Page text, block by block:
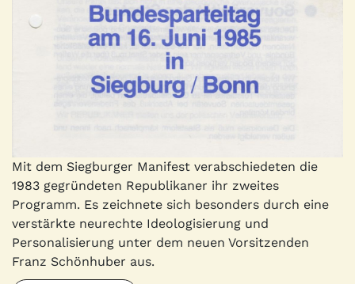
Mit dem Siegburger Manifest verabschiedeten die
1983 gegründeten Republikaner ihr zweites
Programm. Es zeichnete sich besonders durch eine
verstärkte neurechte Ideologisierung und
Personalisierung unter dem neuen Vorsitzenden
Franz Schönhuber aus.